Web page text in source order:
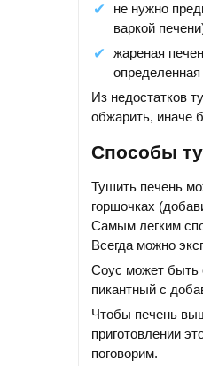
не нужно
варкой
жареная
Из недостатков
обжарить, иначе
Способы
Тушить печень
горшочках
Самым легким
Всегда можно
Соус может быть
пикантный с
Чтобы печень
приготовлении
поговорим.